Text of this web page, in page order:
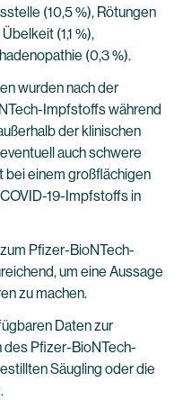
(10,5 %), Rötungen
(1,1 %),
(0,3 %).
wurden nach der
Impfstoffs während
der klinischen
auch schwere
bei einem großflächigen
19-Impfstoffs in
Pfizer-BioNTech-
um eine Aussage
zu machen.
Daten zur
des Pfizer-BioNTech-
Säugling oder die